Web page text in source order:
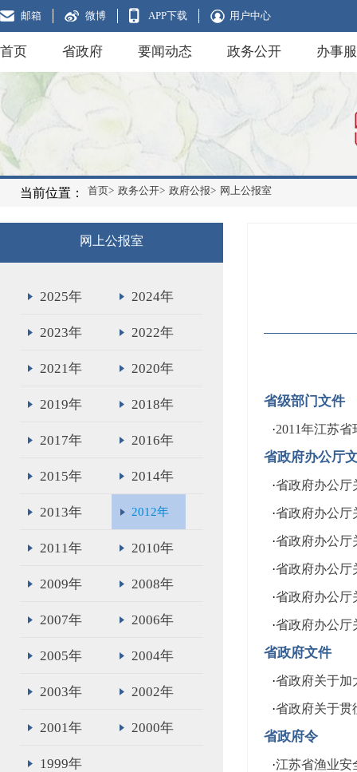
邮箱 微博 APP下载 用户中心
首页 省政府 要闻动态 政务公开 办事
当前位置： 首页> 政务公开> 政府公报> 网上公报室
网上公报室
2025年 2024年
2023年 2022年
2021年 2020年
2019年 2018年
2017年 2016年
2015年 2014年
2013年 2012年
2011年 2010年
2009年 2008年
2007年 2006年
2005年 2004年
2003年 2002年
2001年 2000年
1999年
省级部门文件
·2011年江苏
省政府办公厅
·省政府办公厅
·省政府办公厅
·省政府办公厅
·省政府办公厅
·省政府办公厅
·省政府办公厅
省政府文件
·省政府关于加
·省政府关于贯
省政府令
·江苏省渔业安